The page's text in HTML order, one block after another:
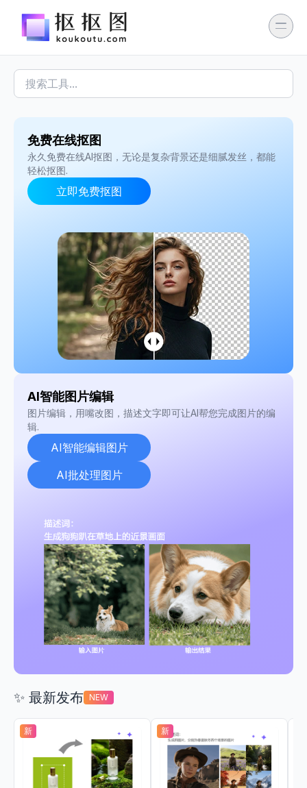
免费在线抠图
永久免费在线AI抠图，无论是复杂背景还是细腻发丝，都能
轻松抠图.
立即免费抠图
AI智能图片编辑
图片编辑，用嘴改图，描述文字即可让AI帮您完成图片的编
辑.
AI智能编辑图片
AI批处理图片
✨ 最新发布 NEW
新 新